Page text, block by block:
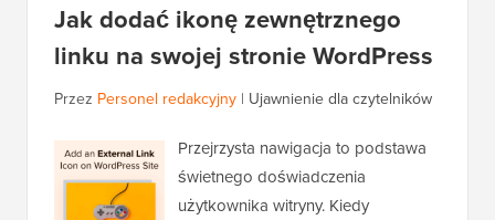
Jak dodać ikonę zewnętrznego
linku na swojej stronie WordPress
Przez Personel redakcyjny | Ujawnienie dla czytelników
Przejrzysta nawigacja to podstawa
świetnego doświadczenia
użytkownika witryny. Kiedy